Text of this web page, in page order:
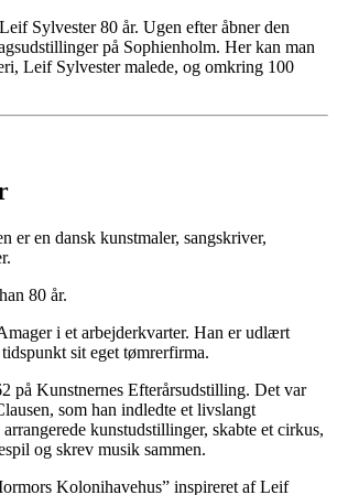
Sylvester 80 år. Ugen efter åbner den
på Sophienholm. Her kan man
Leif Sylvester malede, og omkring 100
er en dansk kunstmaler, sangskriver,
80 år.
i et arbejderkvarter. Han er udlært
sit eget tømrerfirma.
på Kunstnernes Efterårsudstilling. Det var
som han indledte et livslangt
kunstudstillinger, skabte et cirkus,
og skrev musik sammen.
Kolonihavehus” inspireret af Leif